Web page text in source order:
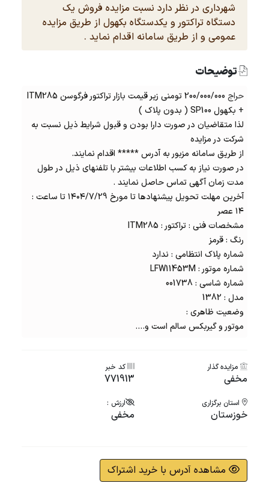
شهرداری در نظر دارد نسبت مزایده فروش یک
دستگاه تراکتور و یکدستگاه بکهول از طریق مزایده
عمومی و از طریق سامانه اقدام نماید .
توضیحات
حراج
200/000/000 تومنی زیر قیمت بازار تراکتور فرگوسن ITM285
+ بکهول SP100 ( بدون پلاک )
لذا متقاضیان در صورت دارا بودن و قبول شرایط ذیل نسبت به
شرکت در مزایده
از طریق سامانه مزبور به آدرس ***** اقدام نمایند.
در صورت نیاز به کسب اطلاعات بیشتر با تلفنهای ذیل در طول
مدت زمان آگهی تماس حاصل نمایند .
آخرین مهلت تحویل پیشنهادها تا مورخ ۱۴۰۴/7/29 تا ساعت :
۱۴ عصر
مشخصات فنی :تراکتور : ITM285
رنگ : قرمز
شماره پلاک انتظامی : ندارد
شماره موتور : LFW11453M
شماره شاسی : 001738
مدل : 1382
وضعیت ظاهری :
موتور و گیربکس سالم است و....
مزایده گذار
مخفی
کد خبر
771913
استان برگزاری
خوزستان
ارزش :
مخفی
مشاهده آدرس با خرید اشتراک